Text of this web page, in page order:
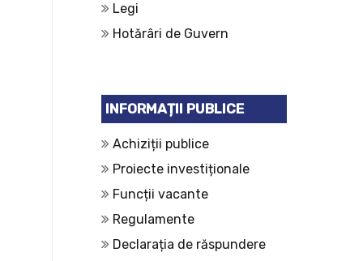
Legi
Hotărâri de Guvern
INFORMAȚII PUBLICE
Achiziții publice
Proiecte investiționale
Funcții vacante
Regulamente
Declarația de răspundere